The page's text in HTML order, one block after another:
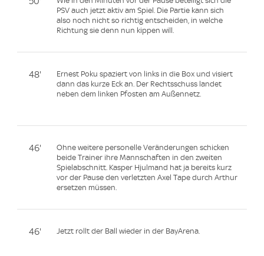
PSV auch jetzt aktiv am Spiel. Die Partie kann sich
also noch nicht so richtig entscheiden, in welche
Richtung sie denn nun kippen will.
48'
Ernest Poku spaziert von links in die Box und visiert
dann das kurze Eck an. Der Rechtsschuss landet
neben dem linken Pfosten am Außennetz.
46'
Ohne weitere personelle Veränderungen schicken
beide Trainer ihre Mannschaften in den zweiten
Spielabschnitt. Kasper Hjulmand hat ja bereits kurz
vor der Pause den verletzten Axel Tape durch Arthur
ersetzen müssen.
46' Jetzt rollt der Ball wieder in der BayArena.